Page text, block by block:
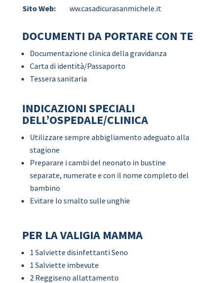
Sito Web:
ww.casadicurasanmichele.it
DOCUMENTI DA PORTARE CON TE
Documentazione clinica della gravidanza
Carta di identità/Passaporto
Tessera sanitaria
INDICAZIONI SPECIALI
DELL’OSPEDALE/CLINICA
Utilizzare sempre abbigliamento adeguato alla
stagione
Preparare i cambi del neonato in bustine
separate, numerate e con il nome completo del
bambino
Evitare lo smalto sulle unghie
PER LA VALIGIA MAMMA
1 Salviette disinfettanti Seno
1 Salviette imbevute
2 Reggiseno allattamento